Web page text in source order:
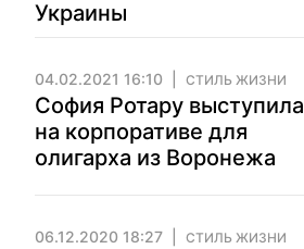
Украины
04.02.2021 16:10 СТИЛЬ ЖИЗНИ
София Ротару выступила
на корпоративе для
олигарха из Воронежа
06.12.2020 18:27 СТИЛЬ ЖИЗНИ